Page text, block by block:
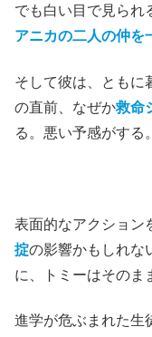
でも白い目で見られ
アニカの二人の仲を
そして彼は、ともに
の直前、なぜか救命
る。悪い予感がする。
表面的なアクション
掟の影響かもしれな
に、トミーはそのま
進学が危ぶまれた生